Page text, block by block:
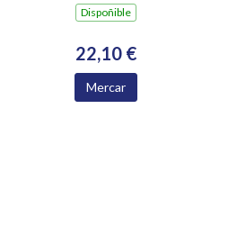
SINAL(P.N.EUROPEA
Dispoñible
22,10 €
Mercar